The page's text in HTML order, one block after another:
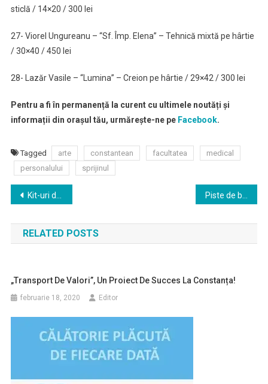
sticlă / 14×20 / 300 lei
27- Viorel Ungureanu – “Sf. Împ. Elena” – Tehnică mixtă pe hârtie
/ 30×40 / 450 lei
28- Lazăr Vasile – “Lumina” – Creion pe hârtie / 29×42 / 300 lei
Pentru a fi în permanență la curent cu ultimele noutăți și
informații din orașul tău, urmărește-ne pe Facebook.
Tagged arte constantean facultatea
medical
personalului
sprijinul
Navigare
în
articole
Kit-uri de igienă personală și pentru îngrijirea locuinței, acordate beneficiarilor proiectului „Măsuri integrate pentru o viață mai bună” Piste de biciclete pe bulevardele Tomis și Mamaia
RELATED POSTS
„Transport De Valori”, Un Proiect De Succes La Constanța!
februarie 18, 2020 Editor